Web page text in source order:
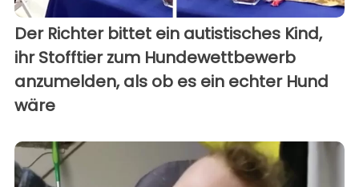
Der Richter bittet ein autistisches Kind,
ihr Stofftier zum Hundewettbewerb
anzumelden, als ob es ein echter Hund
wäre